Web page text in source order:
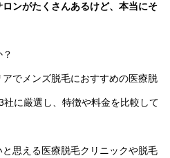
ンがたくさんあるけど、本当にそ
でメンズ脱毛におすすめの医療脱
に厳選し、特徴や料金を比較して
思える医療脱毛クリニックや脱毛